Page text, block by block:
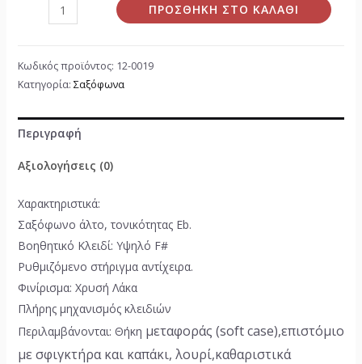
ΠΡΟΣΘΉΚΗ ΣΤΟ ΚΑΛΆΘΙ
Κωδικός προϊόντος: 12-0019
Κατηγορία: Σαξόφωνα
Περιγραφή
Αξιολογήσεις (0)
Χαρακτηριστικά:
Σαξόφωνο άλτο, τονικότητας Εb.
Βοηθητικό Κλειδί: Υψηλό F#
Ρυθμιζόμενο στήριγμα αντίχειρα.
Φινίρισμα: Χρυσή Λάκα
Πλήρης μηχανισμός κλειδιών
Περιλαμβάνονται: Θήκη μεταφοράς (soft case),επιστόμιο
με σφιγκτήρα και καπάκι, λουρί,καθαριστικά